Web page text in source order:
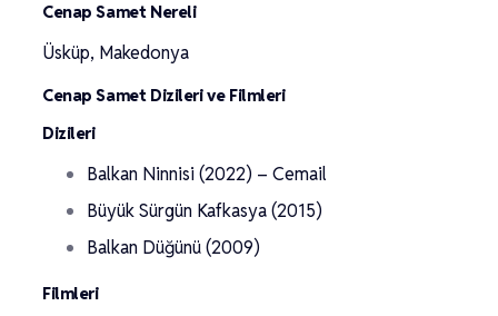
Cenap Samet Nereli
Üsküp, Makedonya
Cenap Samet Dizileri ve Filmleri
Dizileri
Balkan Ninnisi (2022) – Cemail
Büyük Sürgün Kafkasya (2015)
Balkan Düğünü (2009)
Filmleri